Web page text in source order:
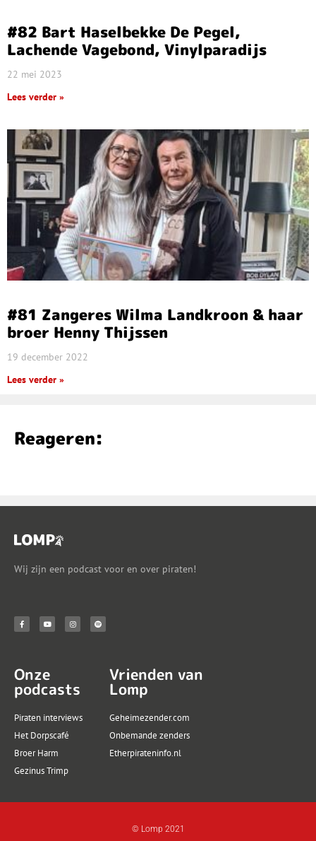
#82 Bart Haselbekke De Pegel,
Lachende Vagebond, Vinylparadijs
22 mei 2023
Lees verder »
#81 Zangeres Wilma Landkroon & haar
broer Henny Thijssen
19 december 2022
Lees verder »
Reageren:
Wij zijn een podcast voor en over piraten!
Onze
podcasts
Piraten interviews
Het Dorpscafé
Broer Harm
Gezinus Trimp
Vrienden van
Lomp
Geheimezender.com
Onbemande zenders
Etherpirateninfo.nl
© Lomp 2021